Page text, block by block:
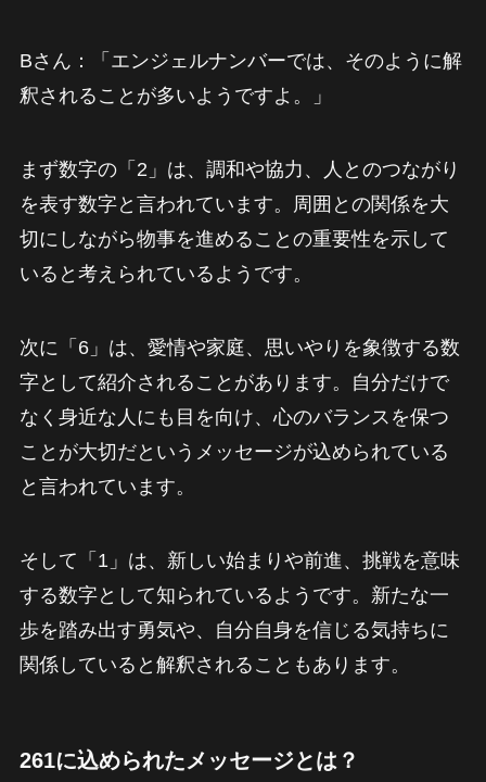
Bさん：「エンジェルナンバーでは、そのように解
釈されることが多いようですよ。」
まず数字の「2」は、調和や協力、人とのつながり
を表す数字と言われています。周囲との関係を大
切にしながら物事を進めることの重要性を示して
いると考えられているようです。
次に「6」は、愛情や家庭、思いやりを象徴する数
字として紹介されることがあります。自分だけで
なく身近な人にも目を向け、心のバランスを保つ
ことが大切だというメッセージが込められている
と言われています。
そして「1」は、新しい始まりや前進、挑戦を意味
する数字として知られているようです。新たな一
歩を踏み出す勇気や、自分自身を信じる気持ちに
関係していると解釈されることもあります。
261に込められたメッセージとは？